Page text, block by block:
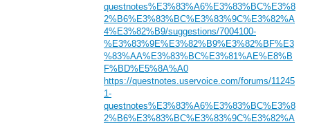
questnotes%E3%83%A6%E3%83%BC%E3%8
2%B6%E3%83%BC%E3%83%9C%E3%82%A
4%E3%82%B9/suggestions/7004100-
%E3%83%9E%E3%82%B9%E3%82%BF%E3
%83%AA%E3%83%BC%E3%81%AE%E8%B
F%BD%E5%8A%A0
https://questnotes.uservoice.com/forums/11245
1-
questnotes%E3%83%A6%E3%83%BC%E3%8
2%B6%E3%83%BC%E3%83%9C%E3%82%A